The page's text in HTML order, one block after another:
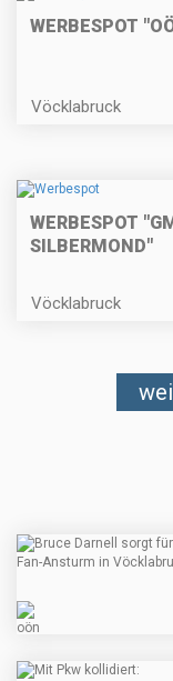
WERBESPOT
Vöcklabruck
WERBESPOT
SILBERMOND"
Vöcklabruck